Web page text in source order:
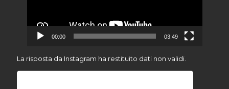
00:00 03:49
La risposta da Instagram ha restituito dati non validi.